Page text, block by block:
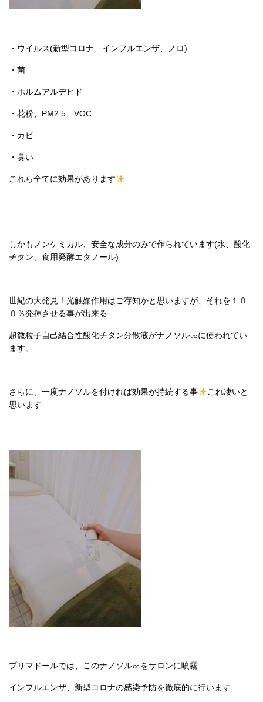
・ウイルス(新型コロナ、インフルエンザ、ノロ)
・菌
・ホルムアルデヒド
・花粉、PM2.5、VOC
・カビ
・臭い
これら全てに効果があります
しかもノンケミカル、安全な成分のみで作られています(水、酸化
チタン、食用発酵エタノール)
世紀の大発見！光触媒作用はご存知かと思いますが、それを１０
０％発揮させる事が出来る
超微粒子自己結合性酸化チタン分散液がナノソル㏄に使われてい
ます。
さらに、一度ナノソルを付ければ効果が持続する事
これ凄いと
思います
プリマドールでは、このナノソル㏄をサロンに噴霧
インフルエンザ、新型コロナの感染予防を徹底的に行います